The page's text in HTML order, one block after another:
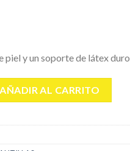
piel y un soporte de látex duro
MM. cantidad
AÑADIR AL CARRITO